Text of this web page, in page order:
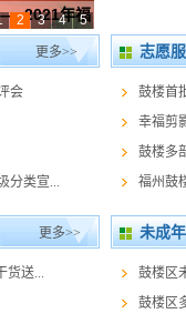
游园氛围
年福
活动
茁壮成长
动
2 3 4 5
更多>>
会
分类宣...
志愿
鼓楼首
幸福剪
鼓楼多
福州鼓
更多>>
货送...
未成
鼓楼区
鼓楼区